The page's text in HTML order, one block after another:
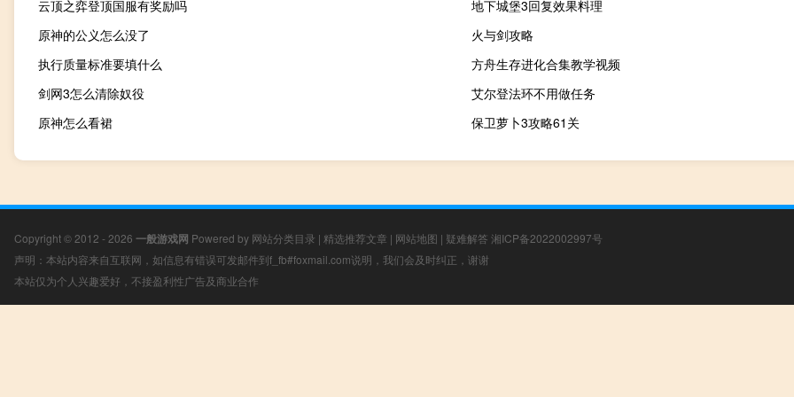
云顶之弈登顶国服有奖励吗
地下城堡3回复效果料理
原神的公义怎么没了
火与剑攻略
执行质量标准要填什么
方舟生存进化合集教学视频
剑网3怎么清除奴役
艾尔登法环不用做任务
原神怎么看裙
保卫萝卜3攻略61关
Copyright © 2012 - 2026 一般游戏网 Powered by 网站分类目录 | 精选推荐文章 | 网站地图 | 疑难解答 湘ICP备2022002997号
声明：本站内容来自互联网，如信息有错误可发邮件到f_fb#foxmail.com说明，我们会及时纠正，谢谢
本站仅为个人兴趣爱好，不接盈利性广告及商业合作